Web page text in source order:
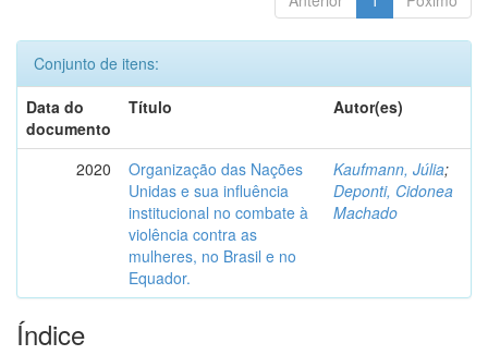
Conjunto de itens:
Data do
documento
Título Autor(es)
2020
Organização das Nações
Unidas e sua influência
institucional no combate à
violência contra as
mulheres, no Brasil e no
Equador.
Kaufmann, Júlia;
Deponti, Cidonea
Machado
Índice